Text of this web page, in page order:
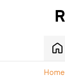
Home